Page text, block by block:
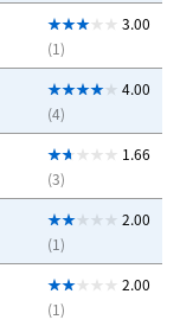
3.00
(1)
4.00
(4)
1.66
(3)
2.00
(1)
2.00
(1)